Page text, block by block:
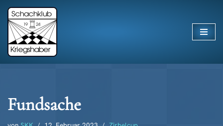
Zum
Inhalt
springen
Fundsache